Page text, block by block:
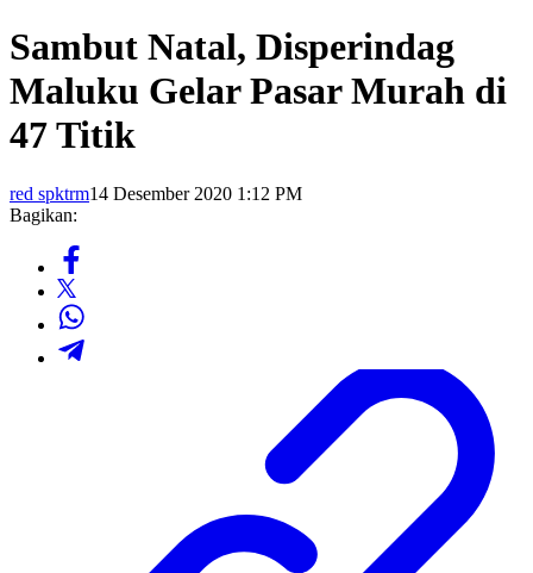
Sambut Natal, Disperindag
Maluku Gelar Pasar Murah di
47 Titik
red spktrm14 Desember 2020 1:12 PM
Bagikan: